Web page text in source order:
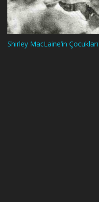
Shirley MacLaine’in Çocukları